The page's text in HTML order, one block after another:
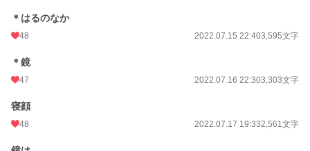
＊はるのなか
48 2022.07.15 22:403,595文字
＊鏡
47 2022.07.16 22:303,303文字
寝顔
48 2022.07.17 19:332,561文字